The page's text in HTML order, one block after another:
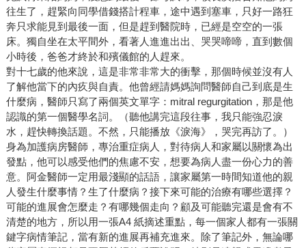
往生了，趕緊向同學借錢搭計程車，途中遇到塞車，只好一路狂
奔只求能見到最後一面，但是趕到醫院時，已經是空空的一張
床。獨自坐在太平間外，看著人進進出出、哭哭啼啼，直到數個
小時後，爸爸才終於和殯儀館的人趕來。
對十七歲的他來說，這是非常非常大的衝擊，那個時候並沒有人
了解他當下的內疚與自責。他曾經請媽媽詢問醫師自己到底是生
什麼病，醫師只寫了兩個英文單字：mitral regurgitation，那是他
認識的第一個醫學名詞。（聽他講完這段往事，我只能強忍淚
水，趕快轉換話題。不然，只能播放《淚海》，哭完再訪了。）
身為加護病房醫師，專治重症病人，對待病人和家屬以關懷為出
發點，他可以感受他們的焦慮不安，想要為病人盡一份心力的善
意。阿金醫師一定用最淺顯的話語，讓家屬第一時間知道他的親
人發生什麼事情？生了什麼病？接下來可能的治療有哪些選擇？
可能的進展會怎麼走？有哪幾個走向？顧及可能聽完還是會有不
清楚的地方，所以用一張A4 紙摘述重點，每一個家人都有一張關
鍵字病情筆記，當有新的進展再補充進來。除了筆記外，無論哪